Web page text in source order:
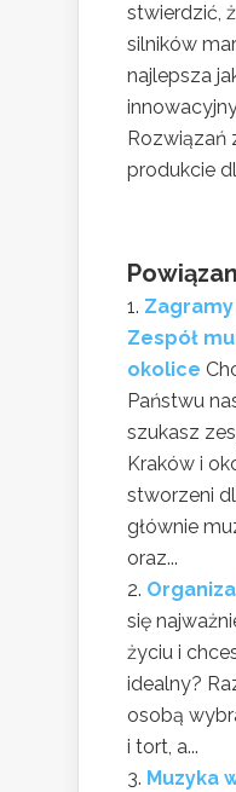
stwierdzić,
silników
najlepsza
Rozwiązań
produkcie
Zespół
okolice
Państwu
szukasz
Kraków i
stworzeni
głównie
oraz...
się
życiu i
idealny?
osobą
i tort, a...
Muzyka